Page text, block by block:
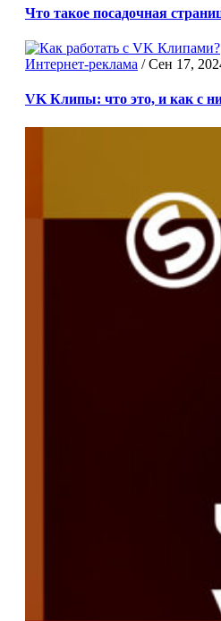
Что такое посадочная
Интернет-реклама /Сен 17,
VK Клипы: что это, и как с